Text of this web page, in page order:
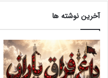
آخرین نوشته ها